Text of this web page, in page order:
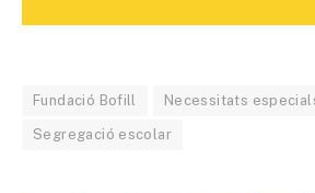
Fundació Bofill Necessitats
Segregació escolar